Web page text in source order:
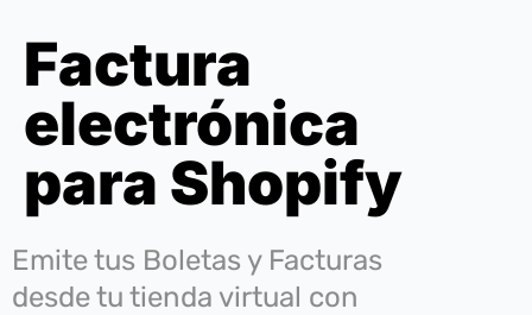
Factura
electrónica
para Shopify
Emite tus Boletas y Facturas
desde tu tienda virtual con